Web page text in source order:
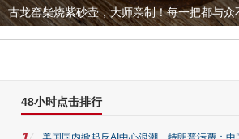
古龙窑柴烧紫砂壶，大师亲制！每一把都与众
48小时点击排行